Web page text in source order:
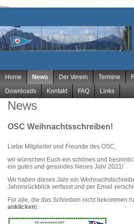
Navigation
überspringen
Home News Der Verein Termine
Downloads
Kontakt FAQ Links
News
OSC Weihnachtsschreiben!
Liebe Mitglieder und Freunde des OSC,
wir wünschen Euch ein schönes und
ein gutes und gesundes Neues Jahr 2021!
Wir haben dieses Jahr ein
Jahresrückblick verfasst und per Email
Für alle, die das Schreiben nicht bekommen
anklicken):